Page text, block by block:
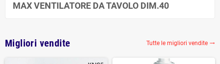
MAX VENTILATORE DA TAVOLO DIM.40
Migliori vendite Tutte le migliori vendite 